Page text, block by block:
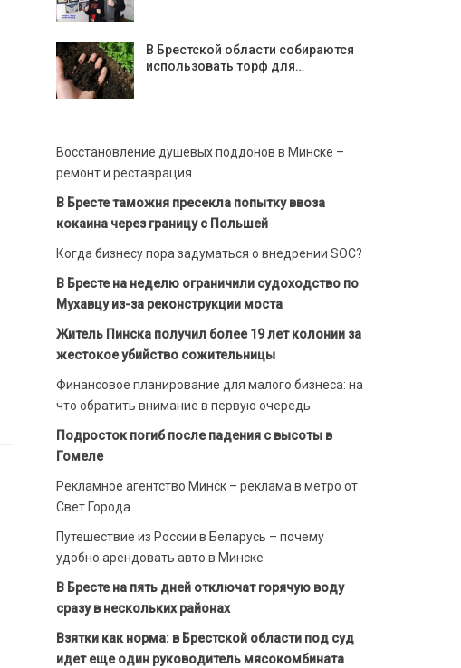
В Брестской области собираются
использовать торф для…
Восстановление душевых поддонов в Минске –
ремонт и реставрация
В Бресте таможня пресекла попытку ввоза
кокаина через границу с Польшей
Когда бизнесу пора задуматься о внедрении SOC?
В Бресте на неделю ограничили судоходство по
Мухавцу из-за реконструкции моста
Житель Пинска получил более 19 лет колонии за
жестокое убийство сожительницы
Финансовое планирование для малого бизнеса: на
что обратить внимание в первую очередь
Подросток погиб после падения с высоты в
Гомеле
Рекламное агентство Минск – реклама в метро от
Свет Города
Путешествие из России в Беларусь – почему
удобно арендовать авто в Минске
В Бресте на пять дней отключат горячую воду
сразу в нескольких районах
Взятки как норма: в Брестской области под суд
идет еще один руководитель мясокомбината